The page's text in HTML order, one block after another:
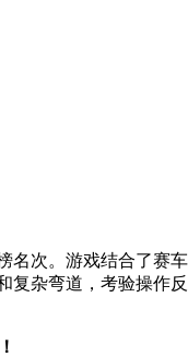
次。游戏结合了赛
杂弯道，考验操作